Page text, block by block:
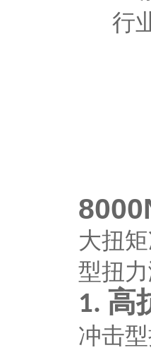
行
大扭
型扭
1. 高
冲击